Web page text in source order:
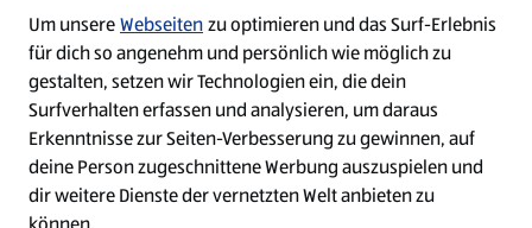
Leichte Sprache
Kontakt
Um unsereWebseitenzu optimieren und das Surf-Erlebnis
für dich so angenehm und persönlich wie möglich zu
gestalten, setzen wir Technologien ein, die dein
Surfverhalten erfassen und analysieren, um daraus
Erkenntnisse zur Seiten-Verbesserung zu gewinnen, auf
deine Person zugeschnittene Werbung auszuspielen und
dir weitere Dienste der vernetzten Welt anbieten zu